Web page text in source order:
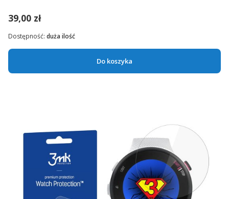
39,00 zł
Do koszyka
Dostępność: duża ilość